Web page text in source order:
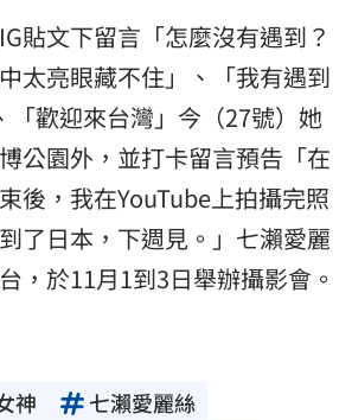
貼文下留言「怎麼沒有遇到？
太亮眼藏不住」、「我有遇到
「歡迎來台灣」今（27號）她
公園外，並打卡留言預告「在
後，我在YouTube上拍攝完照
了日本，下週見。」七瀨愛麗
，於11月1到3日舉辦攝影會。
神
七瀨愛麗絲